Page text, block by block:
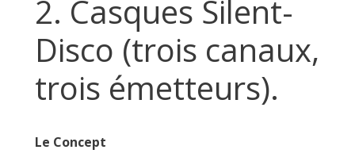
2. Casques Silent-
Disco (trois canaux,
trois émetteurs).
Le Concept